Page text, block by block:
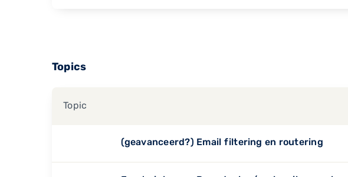
Topics
Topic
(geavanceerd?) Email filtering en routering